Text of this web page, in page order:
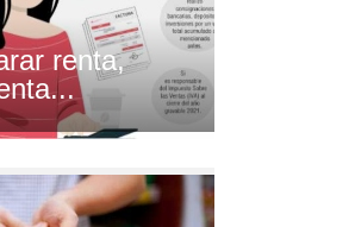
renta,